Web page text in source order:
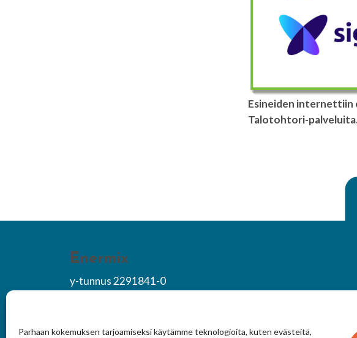
Parhaan kokemuksen tarjoamiseksi käytämme teknologioita, kuten evästeitä,
Esineiden
Talotohtori-
Enermix
y-tunnus 2291841-0
asiakaspalvelu@enermix.fi